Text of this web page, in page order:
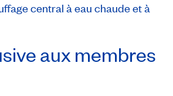
central à eau chaude et à
aux membres